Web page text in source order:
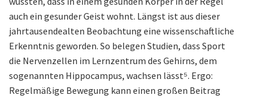
auch ein gesunder Geist wohnt. Längst ist aus dieser
jahrtausendealten Beobachtung eine wissenschaftliche
Erkenntnis geworden. So belegen Studien, dass Sport
die Nervenzellen im Lernzentrum des Gehirns, dem
sogenannten Hippocampus, wachsen lässt⁵. Ergo:
Regelmäßige Bewegung kann einen großen Beitrag